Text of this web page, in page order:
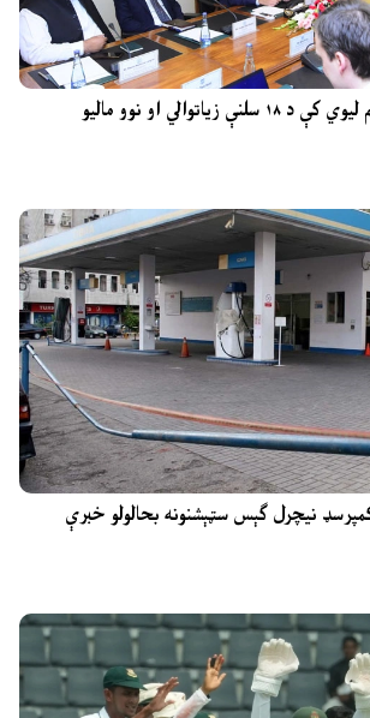
آی ایم ایف د پیټرولیم لیوي کې د ۱۸ سلنې زیاتوالي او نوو مالیو
نیچرل ګېس سټېشنونه بحالولو خبرې